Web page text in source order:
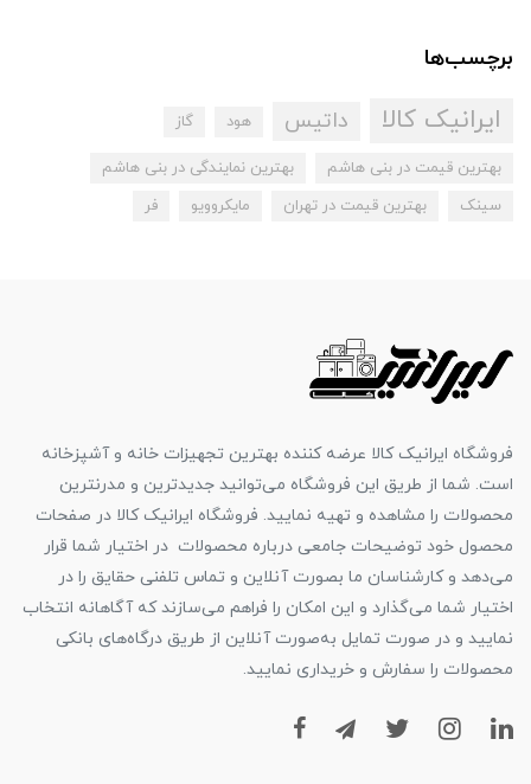
برچسب‌ها
ایرانیک کالا داتیس هود گاز
بهترین قیمت در بنی هاشم
بهترین نمایندگی در بنی هاشم
سینک
بهترین قیمت در تهران مایکروویو فر
فروشگاه ایرانیک کالا عرضه کننده بهترین تجهیزات خانه و آشپزخانه
است. شما از طریق این فروشگاه می‌توانید جدیدترین و مدرنترین
محصولات را مشاهده و تهیه نمایید. فروشگاه ایرانیک کالا در صفحات
محصول خود توضیحات جامعی درباره محصولات در اختیار شما قرار
می‌دهد و کارشناسان ما بصورت آنلاین و تماس تلفنی حقایق را در
اختیار شما می‌گذارد و این امکان را فراهم می‌سازند که آگاهانه انتخاب
نمایید و در صورت تمایل به‌صورت آنلاین از طریق درگاه‌های بانکی
محصولات را سفارش و خریداری نمایید.